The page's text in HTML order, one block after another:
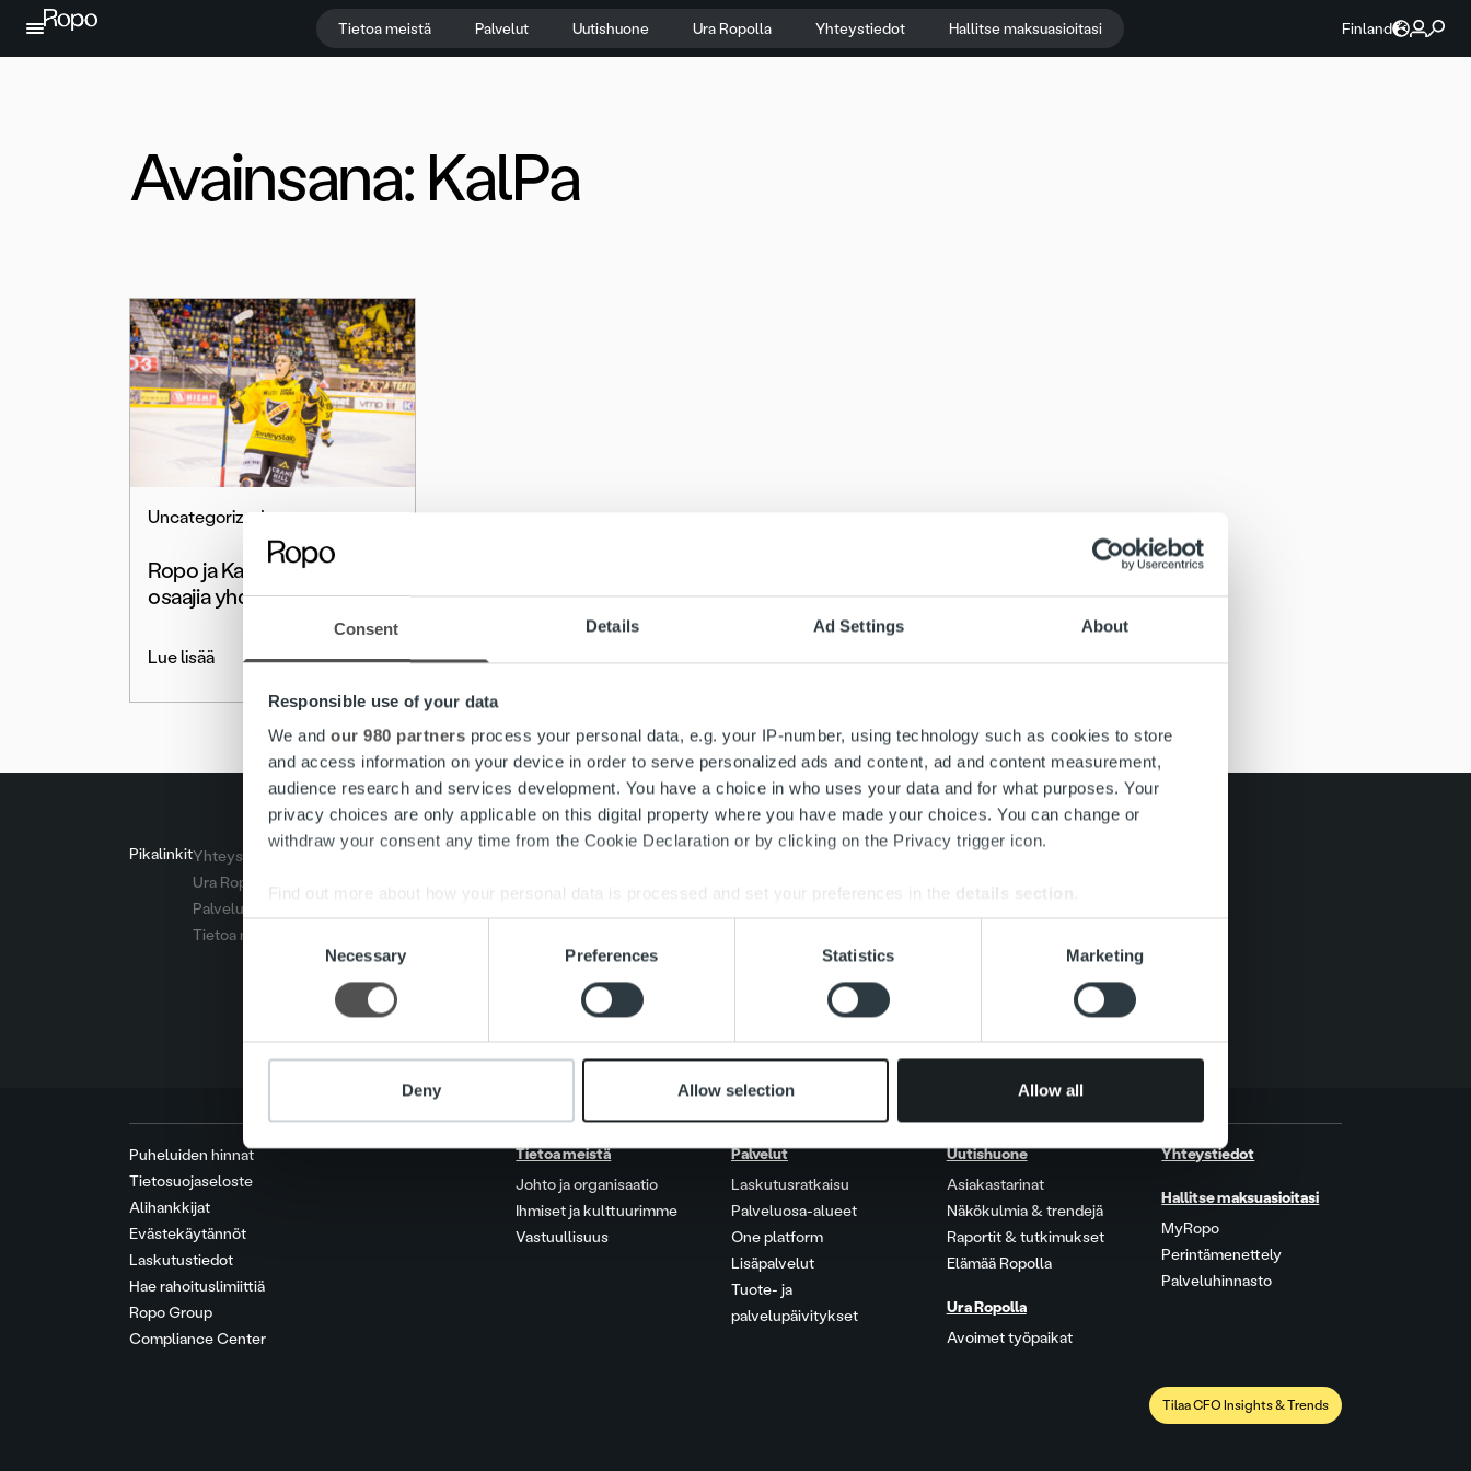
Consent Details Ad Settings About
Responsible use of your data
We and our 980 partners process your personal data, e.g. your IP-number, using technology such as cookies to store
and access information on your device in order to serve personalized ads and content, ad and content measurement,
audience research and services development. You have a choice in who uses your data and for what purposes. Your
privacy choices are only applicable on this digital property where you have made your choices. You can change or
withdraw your consent any time from the Cookie Declaration or by clicking on the Privacy trigger icon.
Find out more about how your personal data is processed and set your preferences in the details section
We use cookies to personalise content and ads, to provide social media features and to analyse our traffic. We also share
other information that you’ve provided to them or that they’ve collected from your use of their services.
Consent
Necessary Preferences Statistics Marketing
Deny Allow selection Allow all
Jatka sisältöön
Tietoa meistä Palvelut Uutishuone Ura Ropolla Yhteystiedot Hallitse maksuasioitasi Finland
Avainsana: KalPa
Uncategorized
Ropo ja KalPa kasvattavat
osaajia yhdessä
Lue lisää
PikalinkitYhteystiedot
Ura Ropolla
Palvelut
Tietoa meistä
Puheluiden hinnat
Tietosuojaseloste
Alihankkijat
Evästekäytännöt
Laskutustiedot
Hae rahoituslimiittiä
Ropo Group
Compliance Center
Tietoa meistä
Johto ja organisaatio
Ihmiset ja kulttuurimme
Vastuullisuus
Palvelut
Laskutusratkaisu
Palveluosa-alueet
One platform
Lisäpalvelut
Tuote- ja
palvelupäivitykset
Uutishuone
Asiakastarinat
Näkökulmia & trendejä
Raportit & tutkimukset
Elämää Ropolla
Ura Ropolla
Avoimet työpaikat
Yhteystiedot
Hallitse maksuasioitasi
MyRopo
Perintämenettely
Palveluhinnasto
Tilaa CFO Insights & Trends